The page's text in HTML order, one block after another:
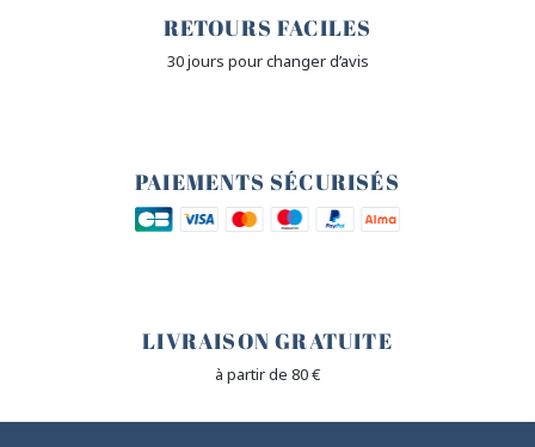
RETOURS FACILES
30 jours pour changer d’avis
PAIEMENTS SÉCURISÉS
LIVRAISON GRATUITE
à partir de 80 €